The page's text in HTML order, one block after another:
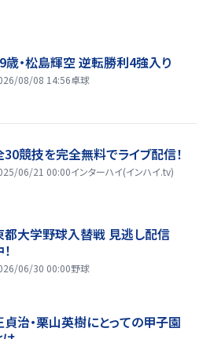
歳・松島輝空 逆転勝利4強入り
08/08 14:56卓球
30競技を完全無料でライブ配信！
06/21 00:00インターハイ(インハイ.tv)
都大学野球入替戦 見逃し配信
06/30 00:00野球
貞治・栗山英樹にとっての甲子園